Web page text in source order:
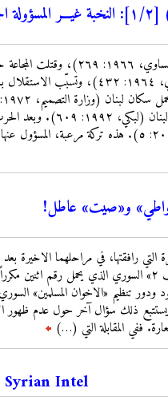
أفقدت الهجرة لبنان - المتصرفية ربع
٤١٪ من سكان المتصرفية وولاية بيروت (أجاي،
الأهلية وتسبّبت بهجرة نهائية
و«صيت» عاطل!
رافقتها، في مراحلهما الاخيرة بعد
تنظيم «الاخوان المسلمين»
ويستتبع ذلك سؤال آخر حول عدم ظهور
ففي المقابلة التي (…)
Syrian Intel